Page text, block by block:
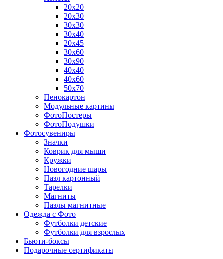
20х20
20х30
30х30
30х40
20х45
30х60
30х90
40х40
40х60
50х70
Пенокартон
Модульные картины
ФотоПостеры
ФотоПодушки
Фотоcувениры
Значки
Коврик для мыши
Кружки
Новогодние шары
Пазл картонный
Тарелки
Магниты
Пазлы магнитные
Одежда с Фото
Футболки детские
Футболки для взрослых
Бьюти-боксы
Подарочные сертификаты